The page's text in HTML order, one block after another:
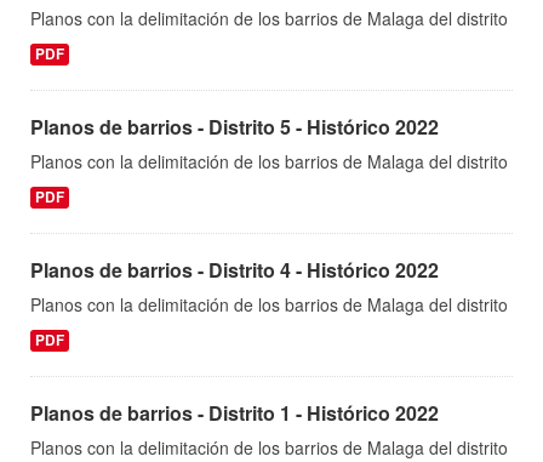
Planos con la delimitación de los barrios de Malaga del distrito
PDF
Planos de barrios - Distrito 5 - Histórico 2022
Planos con la delimitación de los barrios de Malaga del distrito
PDF
Planos de barrios - Distrito 4 - Histórico 2022
Planos con la delimitación de los barrios de Malaga del distrito
PDF
Planos de barrios - Distrito 1 - Histórico 2022
Planos con la delimitación de los barrios de Malaga del distrito